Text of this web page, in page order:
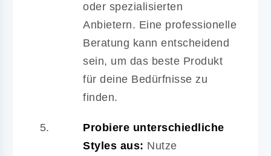
oder spezialisierten
Anbietern. Eine professionelle
Beratung kann entscheidend
sein, um das beste Produkt
für deine Bedürfnisse zu
finden.
Probiere unterschiedliche
Styles aus: Nutze